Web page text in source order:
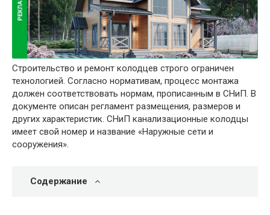
Строительство и ремонт колодцев строго ограничен
технологией. Согласно нормативам, процесс монтажа
должен соответствовать нормам, прописанным в СНиП. В
документе описан регламент размещения, размеров и
других характеристик. СНиП канализационные колодцы
имеет свой номер и название «Наружные сети и
сооружения».
Содержание